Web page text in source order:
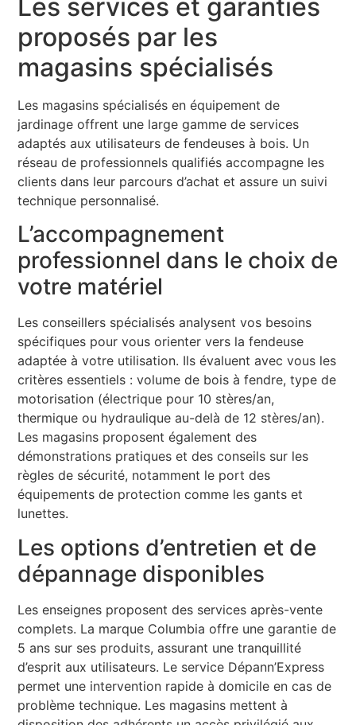
Les services et garanties
proposés par les
magasins spécialisés
Les magasins spécialisés en équipement de
jardinage offrent une large gamme de services
adaptés aux utilisateurs de fendeuses à bois. Un
réseau de professionnels qualifiés accompagne les
clients dans leur parcours d’achat et assure un suivi
technique personnalisé.
L’accompagnement
professionnel dans le choix de
votre matériel
Les conseillers spécialisés analysent vos besoins
spécifiques pour vous orienter vers la fendeuse
adaptée à votre utilisation. Ils évaluent avec vous les
critères essentiels : volume de bois à fendre, type de
motorisation (électrique pour 10 stères/an,
thermique ou hydraulique au-delà de 12 stères/an).
Les magasins proposent également des
démonstrations pratiques et des conseils sur les
règles de sécurité, notamment le port des
équipements de protection comme les gants et
lunettes.
Les options d’entretien et de
dépannage disponibles
Les enseignes proposent des services après-vente
complets. La marque Columbia offre une garantie de
5 ans sur ses produits, assurant une tranquillité
d’esprit aux utilisateurs. Le service Dépann’Express
permet une intervention rapide à domicile en cas de
problème technique. Les magasins mettent à